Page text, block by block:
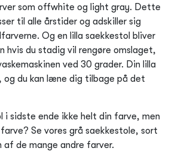
som offwhite og light gray. Dette
til alle årstider og adskiller sig
Og en lilla saekkestol bliver
hvis du stadig vil rengøre omslaget,
ved 30 grader. Din lilla
og du kan læne dig tilbage på det
i sidste ende ikke helt din farve, men
Se vores grå saekkestole, sort
af de mange andre farver.